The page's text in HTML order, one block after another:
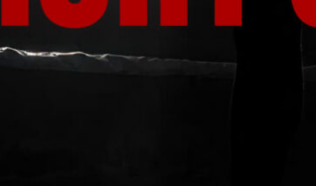
Open European